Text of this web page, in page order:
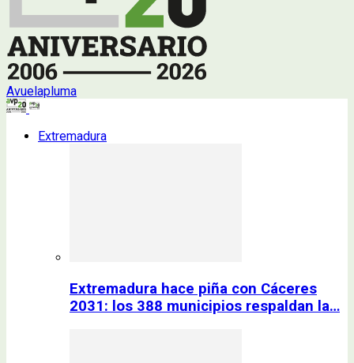
Avuelapluma
Extremadura
Extremadura hace piña con Cáceres
2031: los 388 municipios respaldan la…